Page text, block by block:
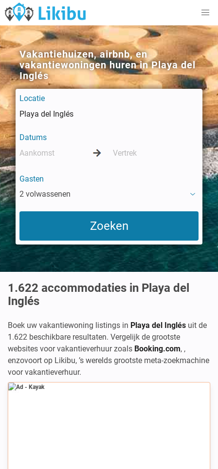
Vakantiehuizen, airbnb, en
vakantiewoningen huren in Playa del
Inglés
Locatie
Datums
Gasten
2 volwassenen
1.622 accommodaties in Playa del
Inglés
Boek uw vakantiewoning listings in Playa del Inglés uit de
1.622 beschikbare resultaten. Vergelijk de grootste
websites voor vakantieverhuur zoals Booking.com, ,
enzovoort op Likibu, ’s werelds grootste meta-zoekmachine
voor vakantieverhuur.
Ad